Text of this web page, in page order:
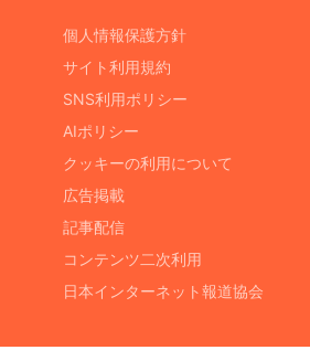
個人情報保護方針
サイト利用規約
SNS利用ポリシー
AIポリシー
クッキーの利用について
広告掲載
記事配信
コンテンツ二次利用
日本インターネット報道協会